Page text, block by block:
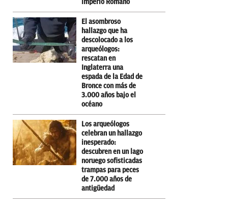
imperio Romano
El asombroso
hallazgo que ha
descolocado a los
arqueólogos:
rescatan en
Inglaterra una
espada de la Edad de
Bronce con más de
3.000 años bajo el
océano
Los arqueólogos
celebran un hallazgo
inesperado:
descubren en un lago
noruego sofisticadas
trampas para peces
de 7.000 años de
antigüedad